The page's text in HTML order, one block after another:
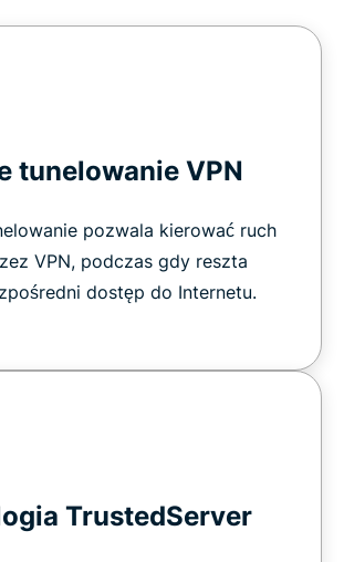
tunelowanie VPN
pozwala kierować ruch
VPN, podczas gdy reszta
dostęp do Internetu.
TrustedServer